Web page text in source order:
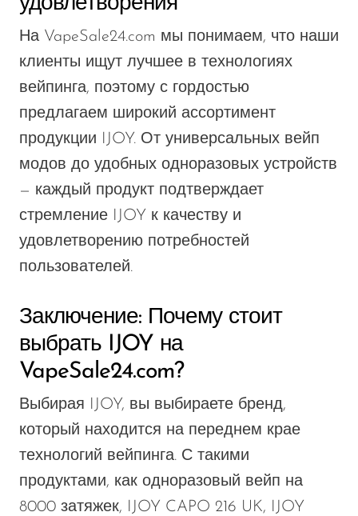
На VapeSale24.com мы понимаем, что наши
клиенты ищут лучшее в технологиях
вейпинга, поэтому с гордостью
предлагаем широкий ассортимент
продукции IJOY. От универсальных вейп
модов до удобных одноразовых устройств
— каждый продукт подтверждает
стремление IJOY к качеству и
удовлетворению потребностей
пользователей.
Заключение: Почему стоит
выбрать IJOY на
VapeSale24.com?
Выбирая IJOY, вы выбираете бренд,
который находится на переднем крае
технологий вейпинга. С такими
продуктами, как одноразовый вейп на
8000 затяжек, IJOY CAPO 216 UK, IJOY